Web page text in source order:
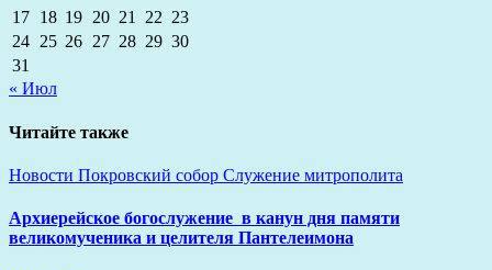
17 18 19 20 21 22 23
24 25 26 27 28 29 30
31
« Июл
Читайте также
Новости Покровский собор Служение митрополита
Архиерейское богослужение в канун дня памяти
великомученика и целителя Пантелеимона